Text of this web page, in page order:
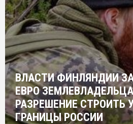
ВЛАСТИ ФИНЛЯНДИИ
ЕВРО
РАЗРЕШЕНИЕ СТРОИТЬ
ГРАНИЦЫ РОССИИ